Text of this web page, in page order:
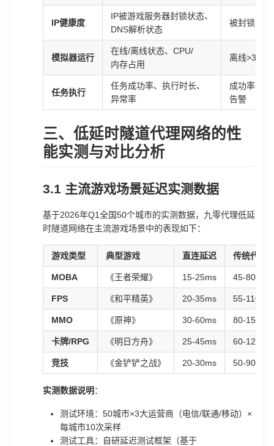
IP健康度
IP被游戏服务器封锁状态、
DNS解析状态
被封锁立即
模拟器运行
在线/离线状态、CPU/
内存占用
离线>30秒
任务执行
任务成功率、执行时长、
异常率
成功率
告警
三、低延时隧道代理网络的性
能实测与对比分析
3.1 主流游戏场景延迟实测数据
基于2026年Q1全国50个城市的实测数据，九零代理低延
时隧道网络在主流游戏场景中的表现如下：
游戏类型 典型游戏 直连延迟 传统代理
MOBA 《王者荣耀》 15-25ms 45-80ms
FPS 《和平精英》 20-35ms 55-110ms
MMO 《原神》 30-60ms 80-150ms
卡牌/RPG 《明日方舟》 25-45ms 60-120ms
竞技 《金铲铲之战》 20-30ms 50-90ms
实测数据说明：
测试环境：50城市×3大运营商（电信/联通/移动）×
每城市10次采样
测试工具：自研延迟测试框架（基于